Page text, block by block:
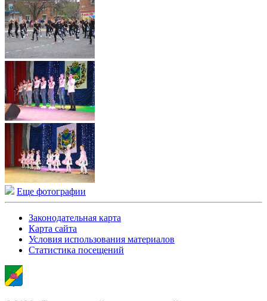
Еще фотографии
Законодательная карта
Карта сайта
Условия использования материалов
Статистика посещений